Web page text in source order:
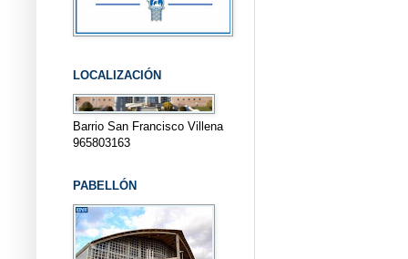
LOCALIZACIÓN
Barrio San Francisco Villena
965803163
PABELLÓN